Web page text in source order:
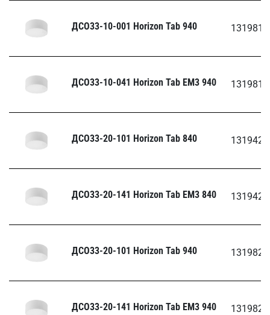
ДСО33-10-001 Horizon Tab 940
ДСО33-10-041 Horizon Tab EM3 940
ДСО33-20-101 Horizon Tab 840
ДСО33-20-141 Horizon Tab EM3 840
ДСО33-20-101 Horizon Tab 940
ДСО33-20-141 Horizon Tab EM3 940